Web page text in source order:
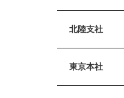
北陸支社
東京本社